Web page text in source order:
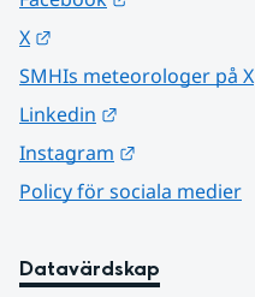
X
SMHIs meteorologer på X
Linkedin
Instagram
Policy för sociala medier
Datavärdskap